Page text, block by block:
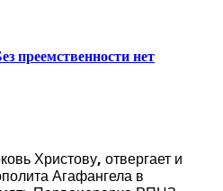
преемственности нет
Христову, отвергает и
Агафангела в